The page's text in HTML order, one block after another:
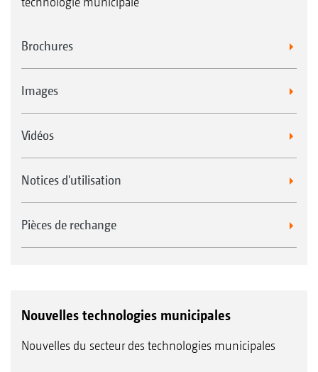
Brochures
Images
Vidéos
Notices d'utilisation
Pièces de rechange
Nouvelles technologies municipales
Nouvelles du secteur des technologies municipales